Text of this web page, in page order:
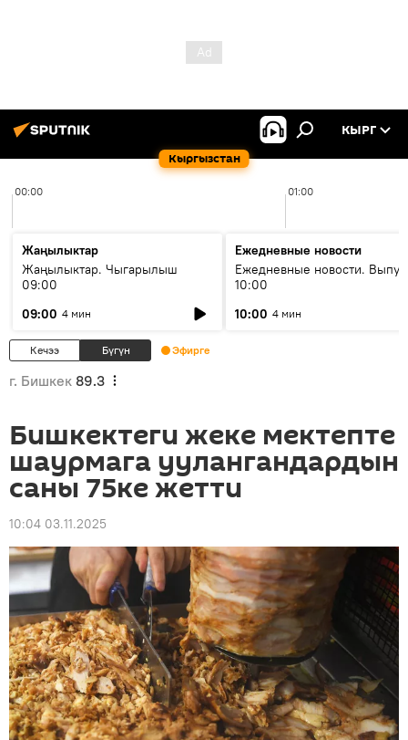
Кыргызстан
КЫРГ
00:00 01:00
Жаңылыктар
Жаңылыктар. Чыгарылыш
09:00
09:00 4 мин
Ежедневные новости
Ежедневные новости.
10:00
10:00 4 мин
Кечээ Бүгүн Эфирге
г. Бишкек 89.3
Бишкектеги жеке мектепте
шаурмага уулангандардын
саны 75ке жетти
10:04 03.11.2025